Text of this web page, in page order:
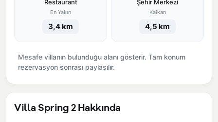
Restaurant
En Yakın
3,4 km
Şehir Merkezi
Kalkan
4,5 km
Mesafe villanın bulunduğu alanı gösterir. Tam konum
rezervasyon sonrası paylaşılır.
Villa Spring 2 Hakkında